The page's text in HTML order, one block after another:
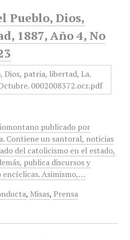
Pueblo, Dios,
1887, Año 4, No
publicado por
Contiene un santoral, noticias
del catolicismo en el estado,
publica discursos y
encíclicas. Asimismo,…
, Misas, Prensa